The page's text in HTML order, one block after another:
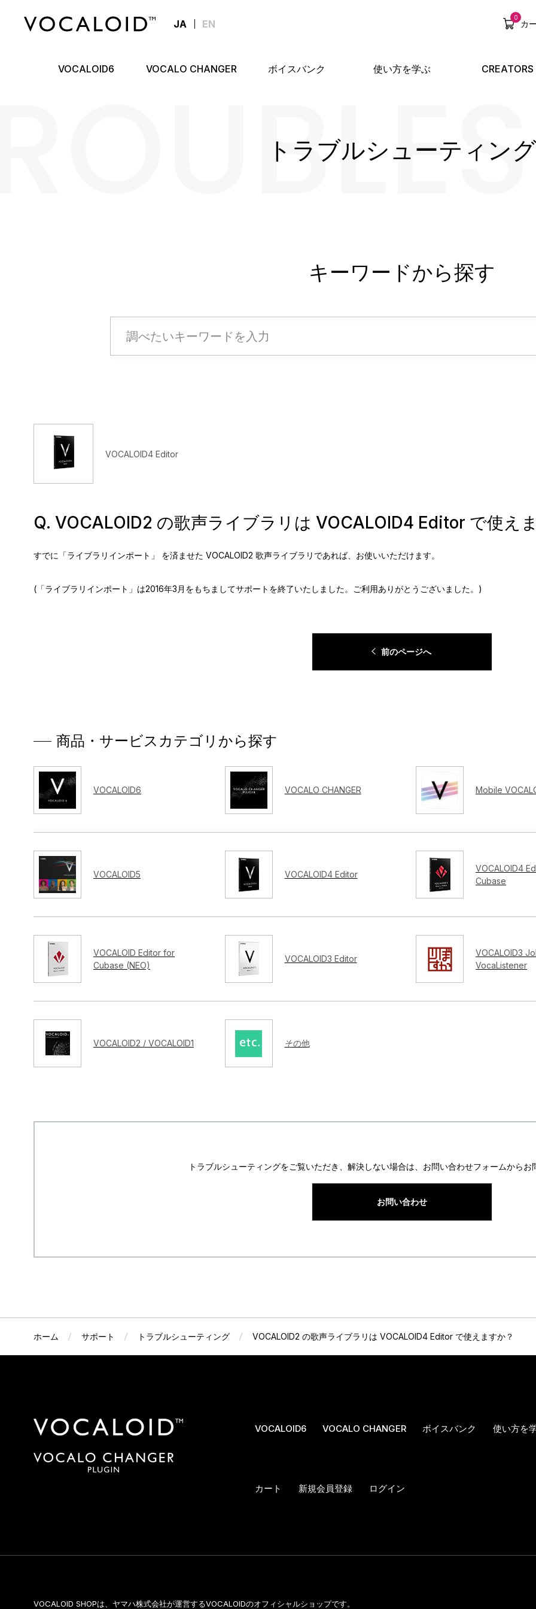
JA EN
0
カ
VOCALOID6 VOCALO CHANGER ボイスバンク 使い方を学ぶ CREATORS
トラブルシューティング
キーワードから探す
VOCALOID4 Editor
Q. VOCALOID2 の歌声ライブラリは VOCALOID4 Editor で使え
すでに「ライブラリインポート」 を済ませた VOCALOID2 歌声ライブラリであれば、お使いいただけます。
(「ライブラリインポート」は2016年3月をもちましてサポートを終了いたしました。ご利用ありがとうございました。)
前のページへ
商品・サービスカテゴリから探す
VOCALOID6 VOCALO CHANGER Mobile
VOCALOID5 VOCALOID4 Editor
VOCALOID4
Cubase
VOCALOID Editor for
Cubase (NEO)
VOCALOID3 Editor
VOCALOID3
VocaListener
VOCALOID2 / VOCALOID1 その他
トラブルシューティングをご覧いただき、解決しない場合は、お問い合わせフォームからお
お問い合わせ
ホーム サポート トラブルシューティング VOCALOID2 の歌声ライブラリは VOCALOID4 Editor で使えますか？
VOCALOID6 VOCALO CHANGER ボイスバンク 使い方を
カート 新規会員登録 ログイン
VOCALOID SHOPは、ヤマハ株式会社が運営するVOCALOIDのオフィシャルショップです。